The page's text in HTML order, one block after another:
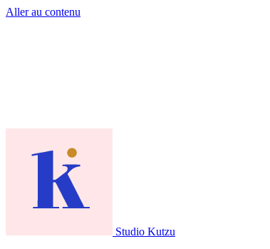
Aller au contenu
Studio Kutzu